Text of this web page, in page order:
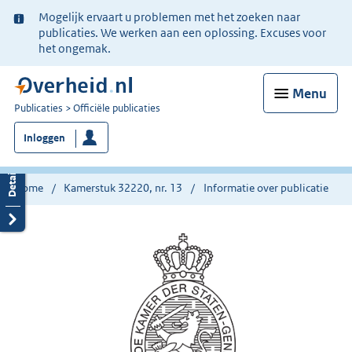
Ter
informatie:
Mogelijk ervaart u problemen met het zoeken naar
publicaties. We werken aan een oplossing. Excuses voor
het ongemak.
Menu
U
bent
nu
hier:
Publicaties Officiële publicaties
Inloggen
Home Kamerstuk 32220, nr. 13 Informatie over publicatie